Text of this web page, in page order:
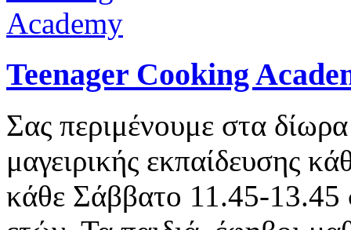
Teenager Cooking
Σας περιμένουμε στα
μαγειρικής εκπαίδευσης
κάθε Σάββατο 11.45-